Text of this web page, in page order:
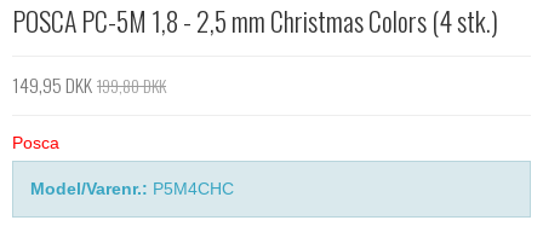
POSCA PC-5M 1,8 - 2,5 mm Christmas Colors (4 stk.)
149,95 DKK199,80 DKK
Posca
Model/Varenr.: P5M4CHC